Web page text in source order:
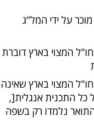
על ידי המל"ג
המצוי בארץ דוברת
המצוי בארץ שאינה
התכנית אנגלית[,
נלמדו רק בשפה